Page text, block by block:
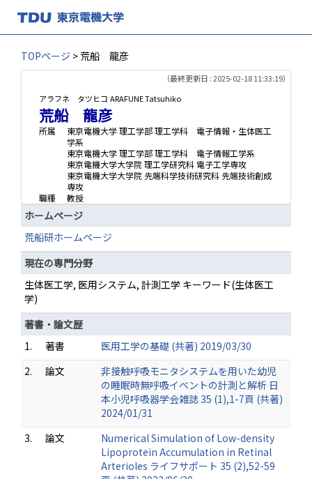
TOPページ > 荒船 龍彦
（最終更新日 : 2025-02-18 11:33:19）
アラフネ タツヒコ ARAFUNE Tatsuhiko
荒船 龍彦
所属
東京電機大学 理工学部 理工学科 電子情報・生体医工
学系
東京電機大学 理工学部 理工学科 電子情報工学系
東京電機大学大学院 理工学研究科 電子工学専攻
東京電機大学大学院 先端科学技術研究科 先端技術創成
専攻
職種
教授
ホームページ
荒船研ホームページ
現在の専門分野
生体医工学, 医用システム, 計測工学 キーワード(生体医工
学)
著書・論文歴
1.
著書
医用工学の基礎 (共著) 2019/03/30
2.
論文
非接触呼吸モニタシステムを用いた幼児
の睡眠時無呼吸イベントの計測と解析 日
本小児呼吸器学会雑誌 35 (1),1-7頁 (共著)
2024/01/31
3.
論文
Numerical Simulation of Low-density
Lipoprotein Accumulation in Retinal
Arterioles ライフサポート 35 (2),52-59